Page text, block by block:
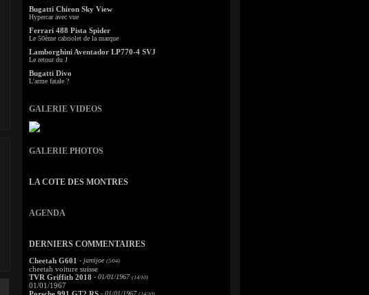
Bugatti Chiron Sky View
Hypercar avec vue
Ferrari 488 Pista Spider
Le 50ème cabriolet de la marque
Lamborghini Aventador LP770-4 SVJ
Le retour du J
Bugatti Divo
L'arme fatale ?
GALERIE VIDEOS
GALERIE PHOTOS
LA COTE DES MONTRES
AGENDA
DERNIERS COMMENTAIRES
Cheetah G601 - jamijoe (5/04)
cheetah voiture suisse
TVR Griffith 2018 - 01/01/1967 (14/10)
01/01/1967
- 01/01/1967